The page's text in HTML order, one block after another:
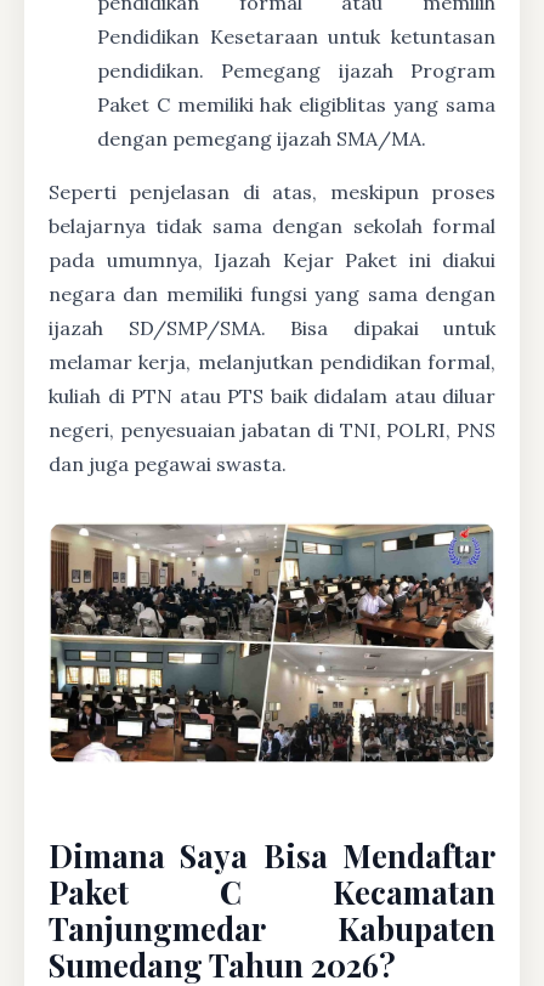
Pendidikan Kesetaraan untuk ketuntasan
pendidikan. Pemegang ijazah Program
Paket C memiliki hak eligiblitas yang sama
dengan pemegang ijazah SMA/MA.
Seperti penjelasan di atas, meskipun proses
belajarnya tidak sama dengan sekolah formal
pada umumnya, Ijazah Kejar Paket ini diakui
negara dan memiliki fungsi yang sama dengan
ijazah SD/SMP/SMA. Bisa dipakai untuk
melamar kerja, melanjutkan pendidikan formal,
kuliah di PTN atau PTS baik didalam atau diluar
negeri, penyesuaian jabatan di TNI, POLRI, PNS
dan juga pegawai swasta.
Dimana Saya Bisa Mendaftar
Paket C Kecamatan
Tanjungmedar Kabupaten
Sumedang Tahun 2026?